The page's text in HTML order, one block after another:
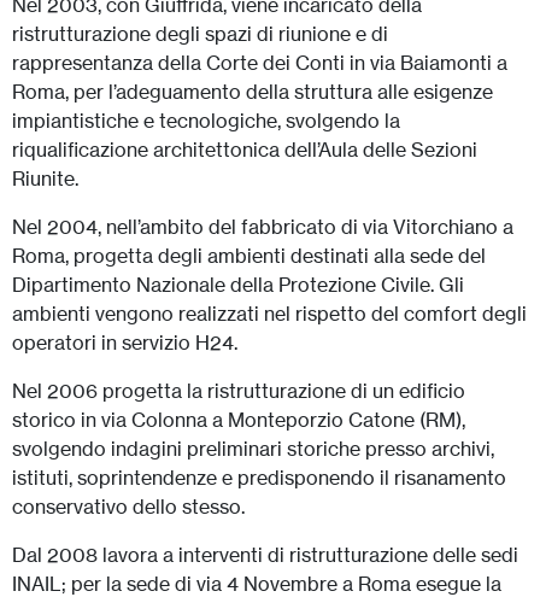
Nel 2003, con Giuffrida, viene incaricato della
ristrutturazione degli spazi di riunione e di
rappresentanza della Corte dei Conti in via Baiamonti a
Roma, per l’adeguamento della struttura alle esigenze
impiantistiche e tecnologiche, svolgendo la
riqualificazione architettonica dell’Aula delle Sezioni
Riunite.
Nel 2004, nell’ambito del fabbricato di via Vitorchiano a
Roma, progetta degli ambienti destinati alla sede del
Dipartimento Nazionale della Protezione Civile. Gli
ambienti vengono realizzati nel rispetto del comfort degli
operatori in servizio H24.
Nel 2006 progetta la ristrutturazione di un edificio
storico in via Colonna a Monteporzio Catone (RM),
svolgendo indagini preliminari storiche presso archivi,
istituti, soprintendenze e predisponendo il risanamento
conservativo dello stesso.
Dal 2008 lavora a interventi di ristrutturazione delle sedi
INAIL; per la sede di via 4 Novembre a Roma esegue la